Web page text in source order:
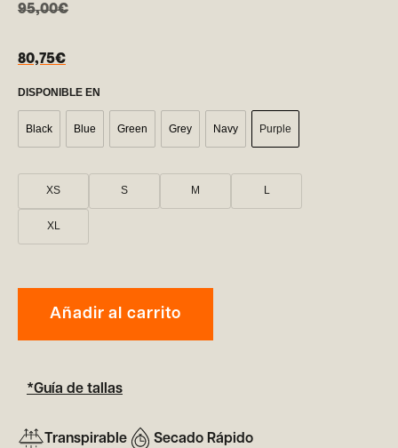
95,00€
80,75€
DISPONIBLE EN
Black Blue Green Grey Navy Purple
XS S M L
XL
Añadir al carrito
*Guía de tallas
Transpirable
Secado Rápido